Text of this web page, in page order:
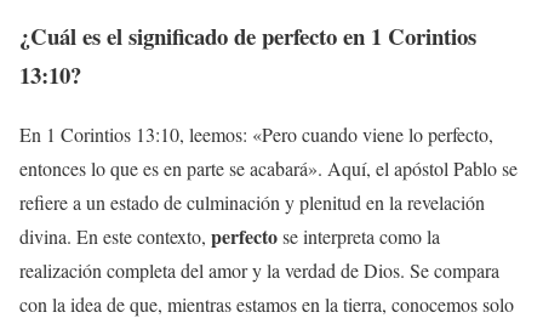
¿Cuál es el significado de perfecto en 1 Corintios
13:10?
En 1 Corintios 13:10, leemos: «Pero cuando viene lo perfecto,
entonces lo que es en parte se acabará». Aquí, el apóstol Pablo se
refiere a un estado de culminación y plenitud en la revelación
divina. En este contexto, perfectose interpreta como la
realización completa del amor y la verdad de Dios. Se compara
con la idea de que, mientras estamos en la tierra, conocemos solo